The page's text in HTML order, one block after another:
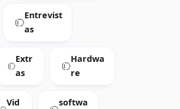
Entrevist
as
Extr
as
Hardwa
re
Vid
softwa